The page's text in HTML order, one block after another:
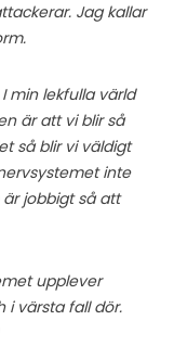
Jag kallar
min lekfulla värld
är att vi blir så
så blir vi väldigt
inte
jobbigt så att
upplever
i värsta fall dör.